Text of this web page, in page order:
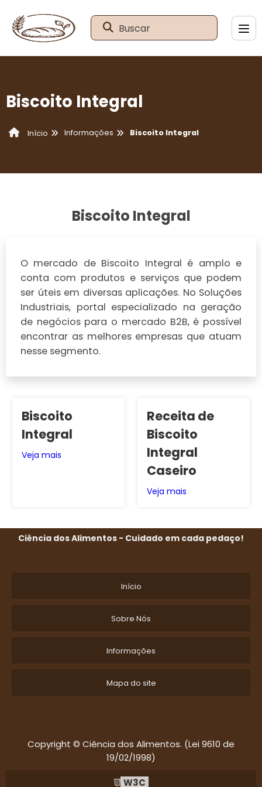
Buscar
Biscoito Integral
Início Informações Biscoito Integral
Biscoito Integral
O mercado de Biscoito Integral é amplo e
conta com produtos e serviços que podem
ser úteis em diversas aplicações. No Soluções
Industriais, portal especializado na geração
de negócios para o mercado B2B, é possível
encontrar as melhores empresas que atuam
nesse segmento.
Biscoito
Integral
Veja mais
Receita de
Biscoito
Integral
Caseiro
Veja mais
Ciência dos Alimentos - Cuidado em cada pedaço!
Início
Sobre Nós
Informações
Mapa do site
Copyright © Ciência dos Alimentos. (Lei 9610 de
19/02/1998)
W3C